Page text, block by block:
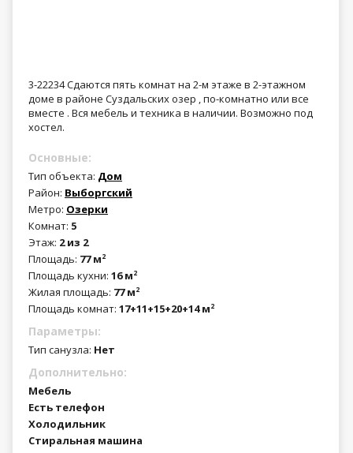
3-22234 Сдаются пять комнат на 2-м этаже в 2-этажном
доме в районе Суздальских озер , по-комнатно или все
вместе . Вся мебель и техника в наличии. Возможно под
хостел.
Основные:
Тип объекта: Дом
Район: Выборгский
Метро: Озерки
Комнат: 5
Этаж: 2 из 2
Площадь: 77 м2
Площадь кухни: 16 м2
Жилая площадь: 77 м2
Площадь комнат: 17+11+15+20+14 м2
Параметры:
Тип санузла: Нет
Дополнительно:
Мебель
Есть телефон
Холодильник
Стиральная машина